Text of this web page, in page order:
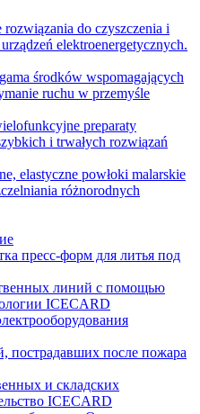
rozwiązania do czyszczenia i
elektroenergetycznych.
środków wspomagających
ruchu w przemyśle
preparaty
i trwałych rozwiązań
elastyczne powłoki malarskie
różnorodnych
пресс-форм для литья под
линий с помощью
ICECARD
пострадавших после пожара
и складских
ICECARD